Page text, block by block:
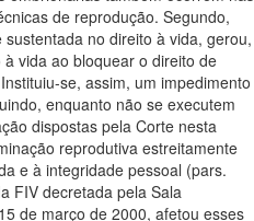
de reprodução. Segundo,
no direito à vida, gerou,
vida ao bloquear o direito de
se, assim, um impedimento
enquanto não se executem
dispostas pela Corte nesta
reprodutiva estreitamente
e à integridade pessoal (pars.
FIV decretada pela Sala
de março de 2000, afetou esses